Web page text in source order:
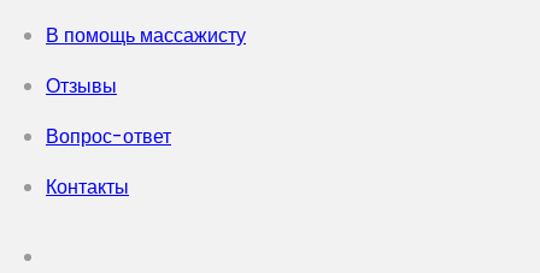
В помощь массажисту
Отзывы
Вопрос-ответ
Контакты